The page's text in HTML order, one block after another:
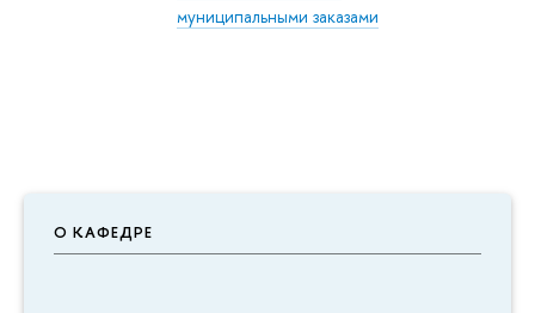
О КАФЕДРЕ
муниципальными заказами